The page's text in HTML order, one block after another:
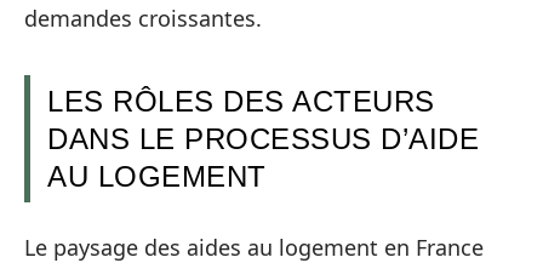
demandes croissantes.
LES RÔLES DES ACTEURS
DANS LE PROCESSUS D’AIDE
AU LOGEMENT
Le paysage des aides au logement en France